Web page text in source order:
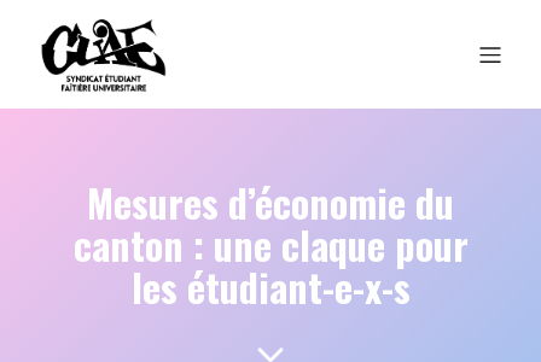
Mesures d’économie du
canton : une claque pour
les étudiant-e-x-s